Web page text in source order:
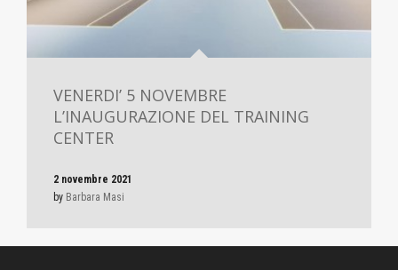
VENERDI’ 5 NOVEMBRE
L’INAUGURAZIONE DEL TRAINING
CENTER
2 novembre 2021
by Barbara Masi